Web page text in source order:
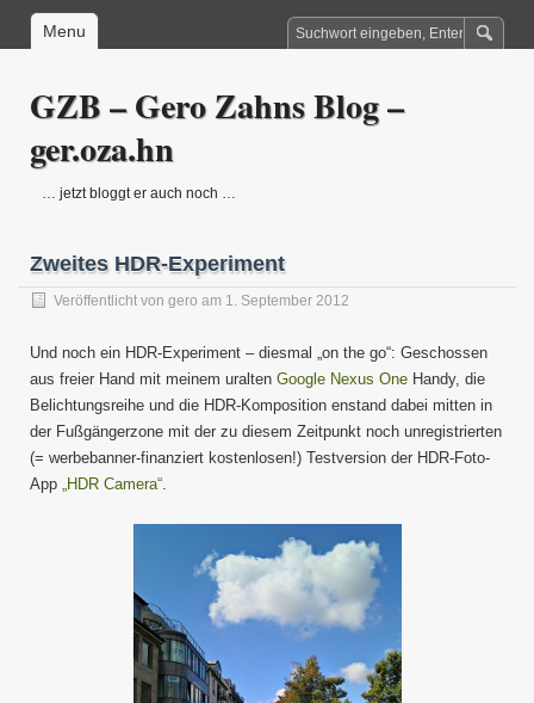
Menu
GZB – Gero Zahns Blog –
ger.oza.hn
… jetzt bloggt er auch noch …
Zweites HDR-Experiment
Veröffentlicht von gero am 1. September 2012
Und noch ein HDR-Experiment – diesmal „on the go“: Geschossen
aus freier Hand mit meinem uralten Google Nexus One Handy, die
Belichtungsreihe und die HDR-Komposition enstand dabei mitten in
der Fußgängerzone mit der zu diesem Zeitpunkt noch unregistrierten
(= werbebanner-finanziert kostenlosen!) Testversion der HDR-Foto-
App „HDR Camera“.